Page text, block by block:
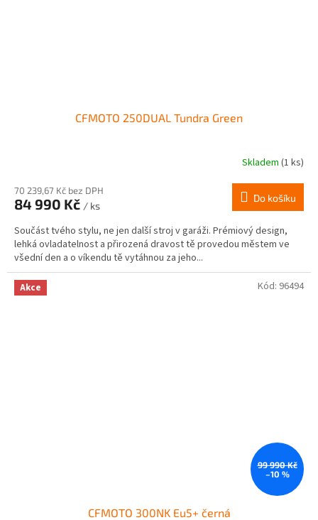
CFMOTO 250DUAL Tundra Green
Skladem (1 ks)
70 239,67 Kč bez DPH
84 990 Kč / ks
Do košíku
Součást tvého stylu, ne jen další stroj v garáži. Prémiový design,
lehká ovladatelnost a přirozená dravost tě provedou městem ve
všední den a o víkendu tě vytáhnou za jeho...
Akce
99 990 Kč
–10 %
CFMOTO 300NK Eu5+ černá
Kód: 96494